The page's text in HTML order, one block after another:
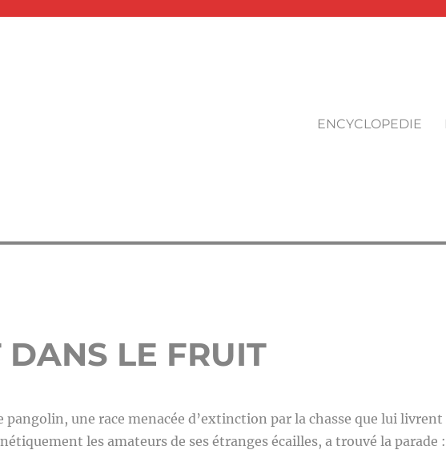
ENCYCLOPEDIE
DANS LE FRUIT
pangolin, une race menacée d’extinction par la chasse que lui livrent
les amateurs de ses étranges écailles, a trouvé la parade :